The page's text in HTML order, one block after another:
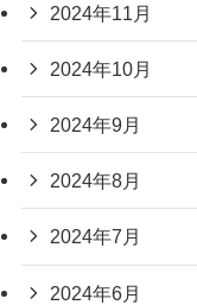
2024年11月
2024年10月
2024年9月
2024年8月
2024年7月
2024年6月